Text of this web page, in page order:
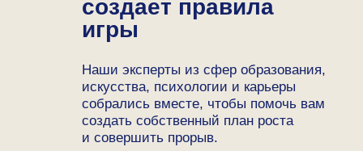
Как гарантированно
переехать в Австрию
в 2026—2027 году?
Эксперт JetMinds с опытом 6+
лет в поступлении, окончила
ПО от Венского университета в
Австрии
Тема лекции